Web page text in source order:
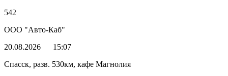
542
ООО "Авто-Каб"
20.08.2026
15:07
Спасск, разв. 530км, кафе Магнолия